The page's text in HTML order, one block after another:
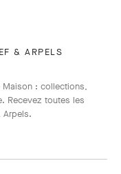
& ARPELS
Maison : collections,
Recevez toutes les
Arpels​.